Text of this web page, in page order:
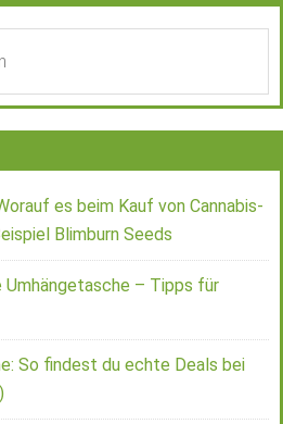
es beim Kauf von Cannabis-
Blimburn Seeds
– Tipps für
So findest du echte Deals bei